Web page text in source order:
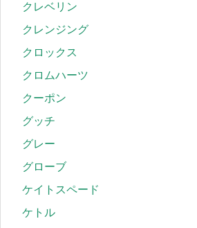
クレベリン
クレンジング
クロックス
クロムハーツ
クーポン
グッチ
グレー
グローブ
ケイトスペード
ケトル